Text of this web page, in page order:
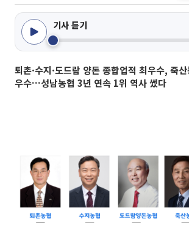
기사 듣기
퇴촌·수지·도드람 양돈 종합업적 최우수, 죽
우수…성남농협 3년 연속 1위 역사 썼다